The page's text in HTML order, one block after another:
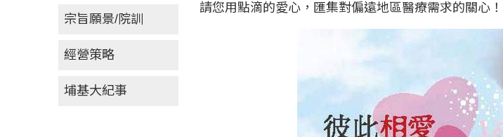
宗旨願景/院訓
經營策略
埔基大紀事
請您用點滴的愛心，匯集對偏遠地區醫療需求的關心！